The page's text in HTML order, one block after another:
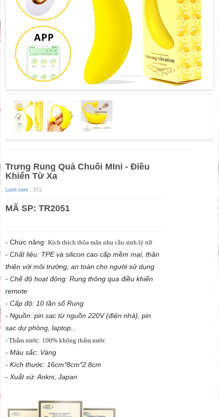
Trưng Rung Quả Chuối MIni - Điều
Khiển Từ Xa
Lượt xem : 371
MÃ SP: TR2051
- Chức năng: Kích thích thõa mãn nhu cầu sinh lý nữ
- Chất liệu: TPE và silicon cao cấp mềm mại, thân
thiện với môi trường, an toàn cho người sử dụng
- Chế độ hoạt động: Rung thông qua điều khiển
remote
- Cấp độ: 10 tần số Rung
- Nguồn: pin sạc từ nguồn 220V (điện nhà), pin
sạc dự phòng, laptop...
- Thấm nước: 100% không thấm nước
- Màu sắc: Vàng
- Kích thước: 16cm*8cm*2.8cm
- Xuất xứ: Ankni, Japan